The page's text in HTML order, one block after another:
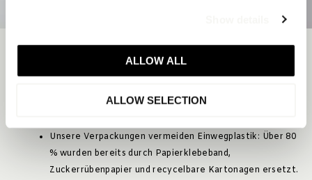
ALLOW ALL
ALLOW SELECTION
Nachhaltigkeit ist zudem in das gesamte Bentley-
Produktsystem integriert:
Alle Holzartikel sind FSC-zertifiziert, was eine
Unsere Verpackungen vermeiden Einwegplastik: Über 80
% wurden bereits durch Papierklebeband,
Zuckerrübenpapier und recycelbare Kartonagen ersetzt.